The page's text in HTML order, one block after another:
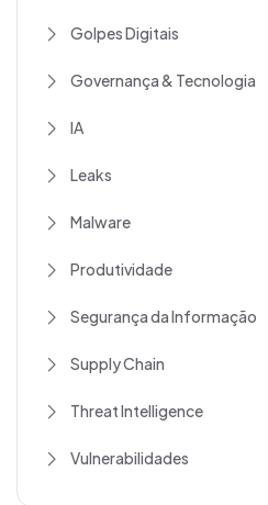
Golpes Digitais
Governança & Tecnologia
IA
Leaks
Malware
Produtividade
Segurança da Informação
Supply Chain
Threat Intelligence
Vulnerabilidades